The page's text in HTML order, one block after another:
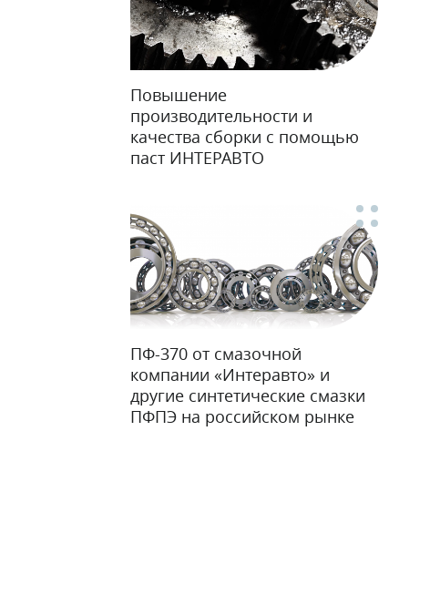
Повышение
производительности и
качества сборки с помощью
паст ИНТЕРАВТО
ПФ-370 от смазочной
компании «Интеравто» и
другие синтетические смазки
ПФПЭ на российском рынке